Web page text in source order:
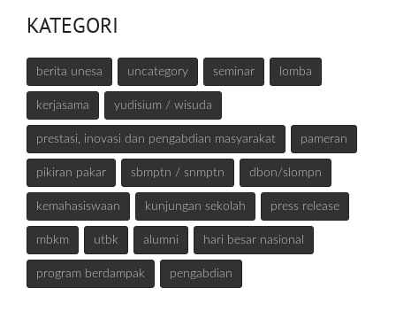
KATEGORI
berita unesa uncategory seminar lomba
kerjasama yudisium / wisuda
prestasi, inovasi dan pengabdian masyarakat pameran
pikiran pakar sbmptn / snmptn dbon/slompn
kemahasiswaan kunjungan sekolah press release
mbkm utbk alumni hari besar nasional
program berdampak pengabdian